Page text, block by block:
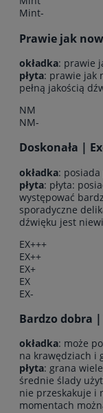
Mint-
Prawie jak
okładka: prawie
płyta: prawie jak
pełną jakością
NM
NM-
Doskonała |
okładka:
płyta: płyta:
występować
sporadyczne
dźwięku jest
EX+++
EX++
EX+
EX
EX-
Bardzo dobra |
okładka: może
na krawędziach i
płyta: grana
średnie ślady
nie przeskakuje i
momentach